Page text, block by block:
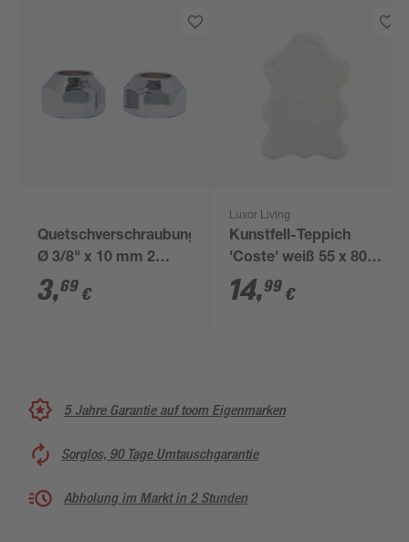
Quetschverschraubung
Ø 3/8" x 10 mm 2
Stück
3,69 €
Luxor Living
Kunstfell-Teppich
'Coste' weiß 55 x 80
cm
14,99 €
5 Jahre Garantie auf toom Eigenmarken
Sorglos, 90 Tage Umtauschgarantie
Abholung im Markt in 2 Stunden